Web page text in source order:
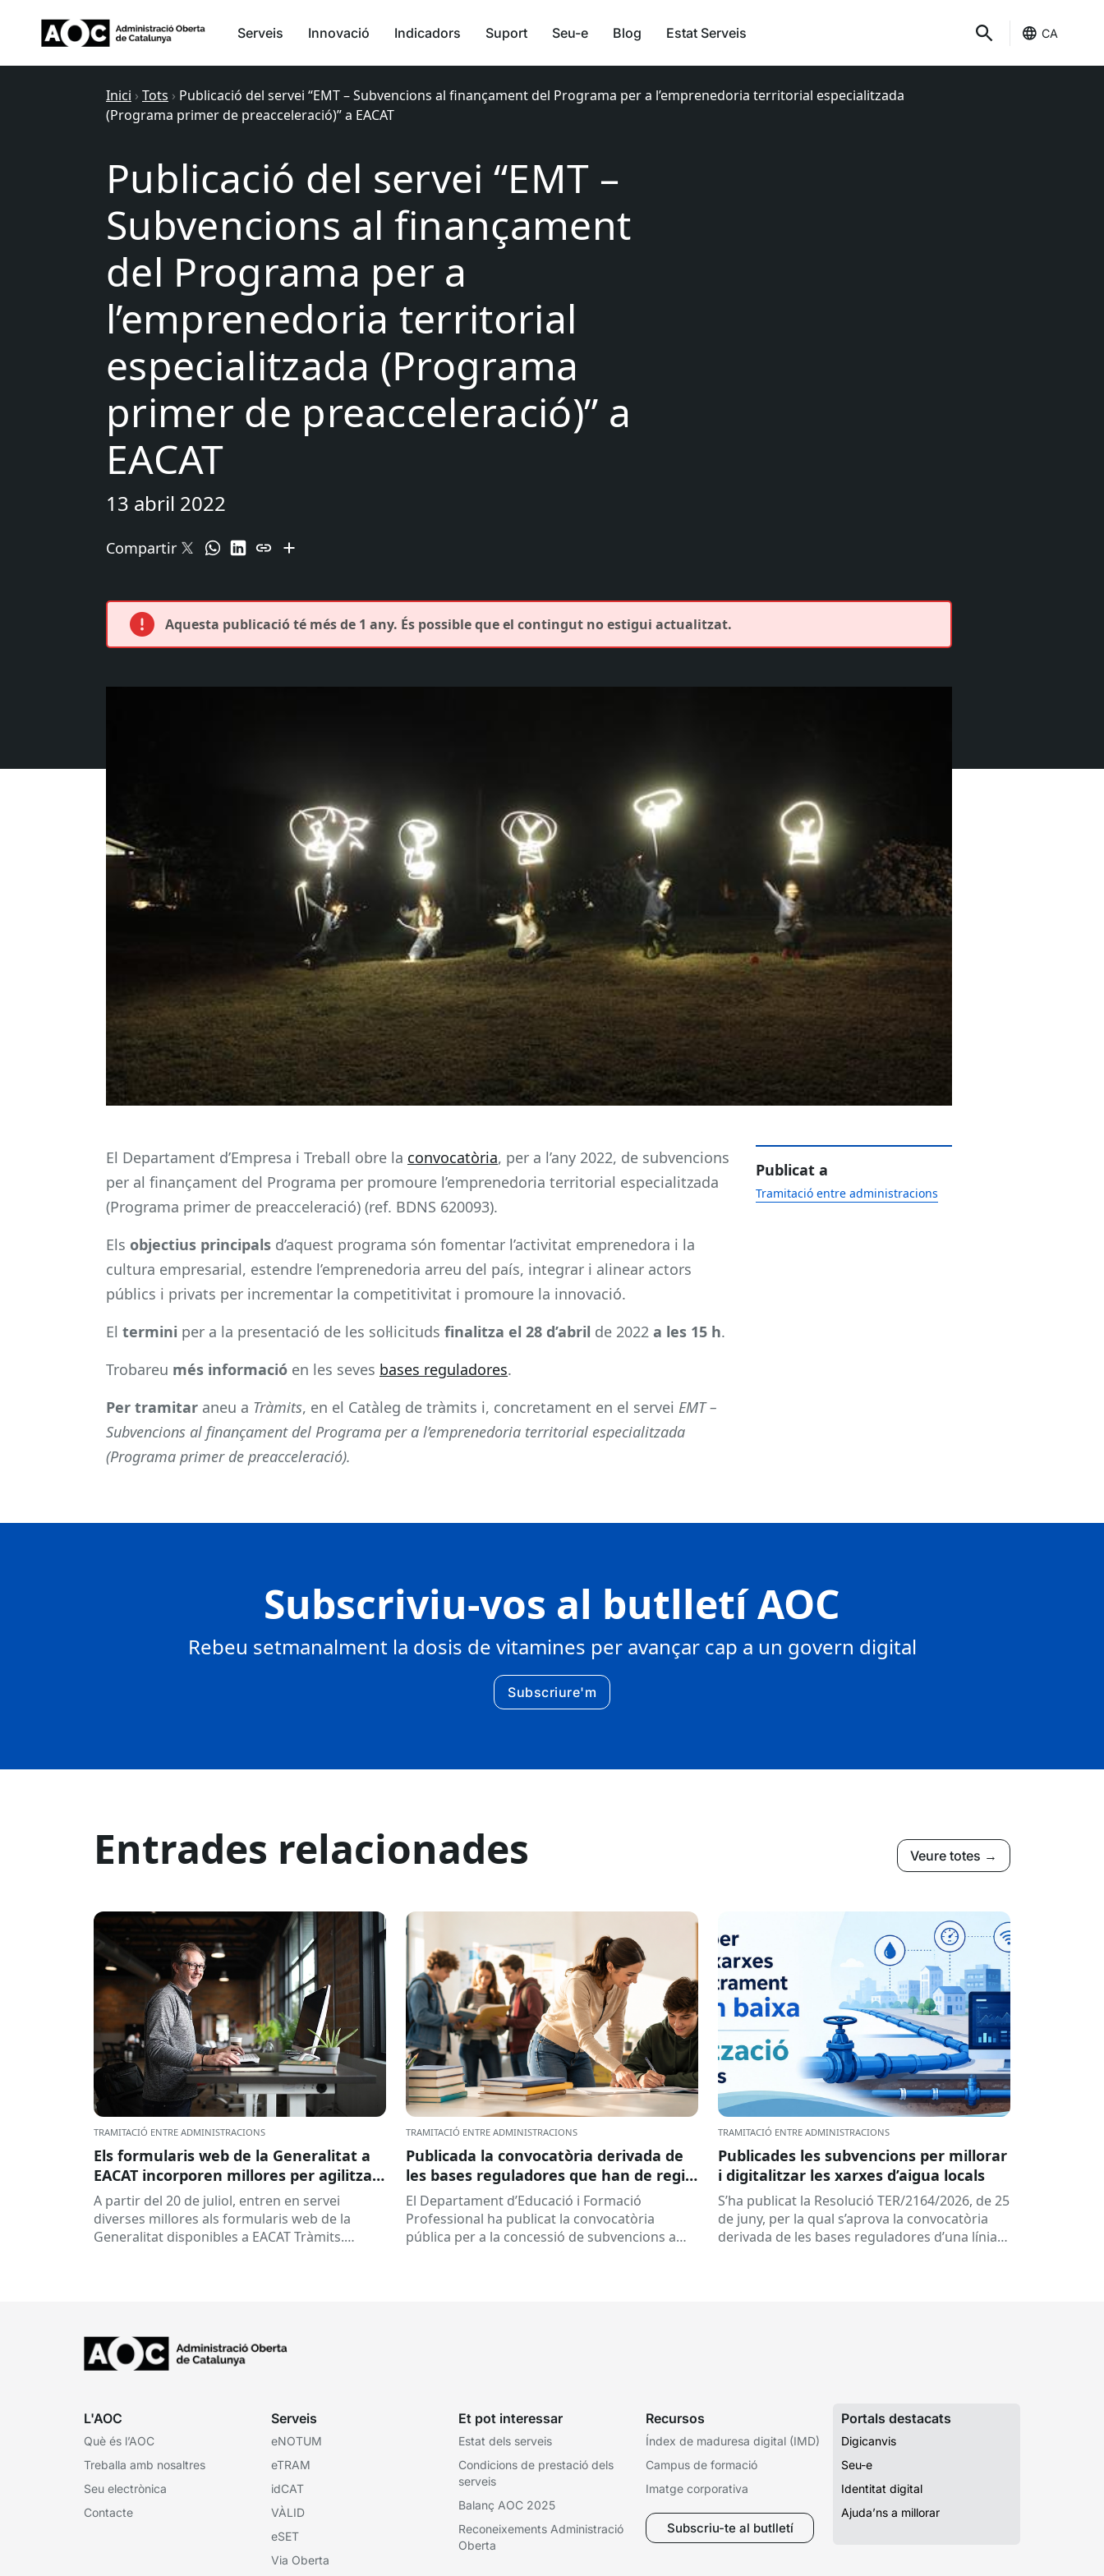
Serveis Innovació Indicadors Suport Seu-e Blog Estat Serveis CA
Inici › Tots › Publicació del servei “EMT – Subvencions al finançament del Programa per a l’emprenedoria territorial especialitzada
(Programa primer de preacceleració)” a EACAT
Publicació del servei “EMT –
Subvencions al finançament
del Programa per a
l’emprenedoria territorial
especialitzada (Programa
primer de preacceleració)” a
EACAT
13 abril 2022
Compartir
Aquesta publicació té més de 1 any. És possible que el contingut no estigui actualitzat.
El Departament d’Empresa i Treball obre la convocatòria, per a l’any 2022, de subvencions
per al finançament del Programa per promoure l’emprenedoria territorial especialitzada
(Programa primer de preacceleració) (ref. BDNS 620093).
Els objectius principals d’aquest programa són fomentar l’activitat emprenedora i la
cultura empresarial, estendre l’emprenedoria arreu del país, integrar i alinear actors
públics i privats per incrementar la competitivitat i promoure la innovació.
El termini per a la presentació de les sol·licituds finalitza el 28 d’abril de 2022 a les 15 h.
Trobareu més informació en les seves bases reguladores.
Per tramitar aneu a Tràmits, en el Catàleg de tràmits i, concretament en el servei EMT –
Subvencions al finançament del Programa per a l’emprenedoria territorial especialitzada
(Programa primer de preacceleració).
Publicat a
Tramitació entre administracions
Subscriviu-vos al butlletí AOC
Rebeu setmanalment la dosis de vitamines per avançar cap a un govern digital
Subscriure'm
Entrades relacionades Veure totes →
TRAMITACIÓ ENTRE ADMINISTRACIONS
Els formularis web de la Generalitat a
EACAT incorporen millores per agilitzar
la tramitació
A partir del 20 de juliol, entren en servei
diverses millores als formularis web de la
Generalitat disponibles a EACAT Tràmits.
TRAMITACIÓ ENTRE ADMINISTRACIONS
Publicada la convocatòria derivada de
les bases reguladores que han de regir
la concessió de subvencions a centres
educatius, per al desenvolupament de
programes de formació i inserció,
El Departament d’Educació i Formació
Professional ha publicat la convocatòria
pública per a la concessió de subvencions a
TRAMITACIÓ ENTRE ADMINISTRACIONS
Publicades les subvencions per millorar
i digitalitzar les xarxes d’aigua locals
S’ha publicat la Resolució TER/2164/2026, de 25
de juny, per la qual s’aprova la convocatòria
derivada de les bases reguladores d’una línia
L'AOC
Què és l’AOC
Treballa amb nosaltres
Seu electrònica
Contacte
Serveis
eNOTUM
eTRAM
idCAT
VÀLID
eSET
Via Oberta
Et pot interessar
Estat dels serveis
Condicions de prestació dels
serveis
Balanç AOC 2025
Reconeixements Administració
Oberta
Recursos
Índex de maduresa digital (IMD)
Campus de formació
Imatge corporativa
Subscriu-te al butlletí
Portals destacats
Digicanvis
Seu-e
Identitat digital
Ajuda’ns a millorar